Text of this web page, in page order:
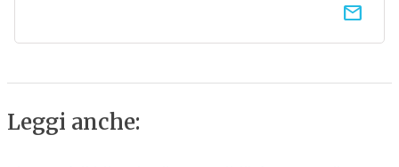
email
Leggi anche: